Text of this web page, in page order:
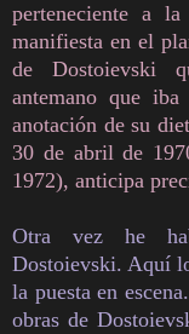
perteneciente a
manifiesta en el
de Dostoievski
antemano que
anotación de su
30 de abril de
1972), anticipa
Otra vez he
Dostoievski. Aquí
la puesta en
obras de